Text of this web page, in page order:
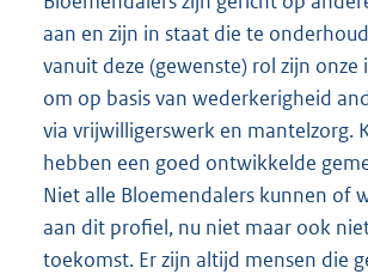
aan en zijn in staat die te
vanuit deze (gewenste) rol zijn
om op basis van wederkerigheid
via vrijwilligerswerk en mantelzorg.
hebben een goed ontwikkelde
Niet alle Bloemendalers kunnen of
aan dit profiel, nu niet maar ook
toekomst. Er zijn altijd mensen die